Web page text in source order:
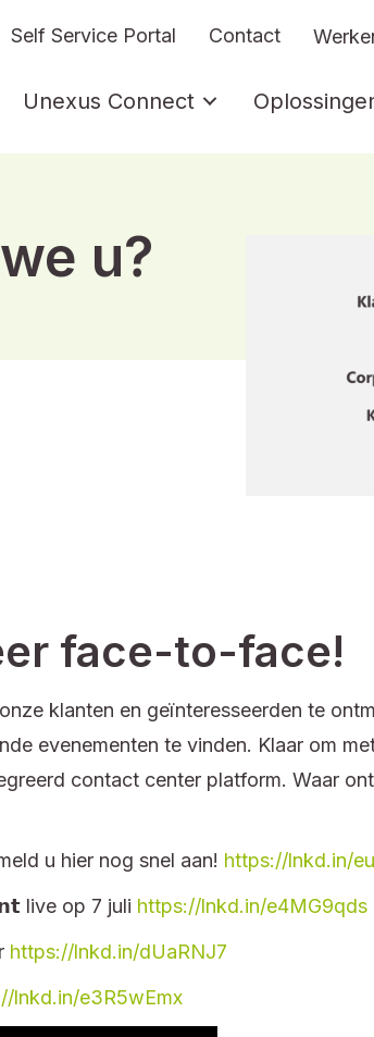
Self Service Portal Contact
Unexus Connect
u?
face-to-face!
klanten en geïnteresseerden te
evenementen te vinden. Klaar om
contact center platform. Waar
u hier nog snel aan! https://lnkd.in/
live op 7 juli https://lnkd.in/e4MG9qds
https://lnkd.in/dUaRNJ7
lnkd.in/e3R5wEmx